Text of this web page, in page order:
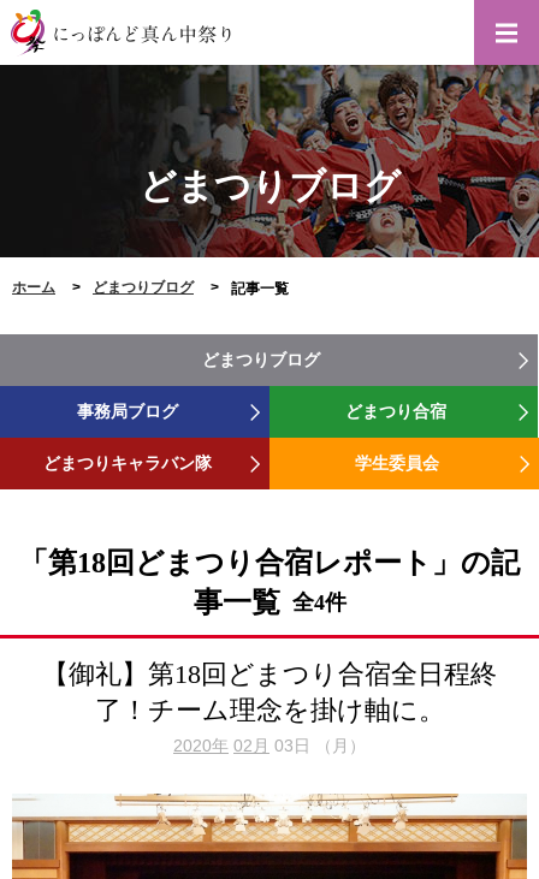
どまつりブログ
ホーム どまつりブログ 記事一覧
どまつりブログ
事務局ブログ どまつり合宿
どまつりキャラバン隊 学生委員会
「第18回どまつり合宿レポート」の記
事一覧 全4件
【御礼】第18回どまつり合宿全日程終
了！チーム理念を掛け軸に。
2020年 02月 03日 （月）